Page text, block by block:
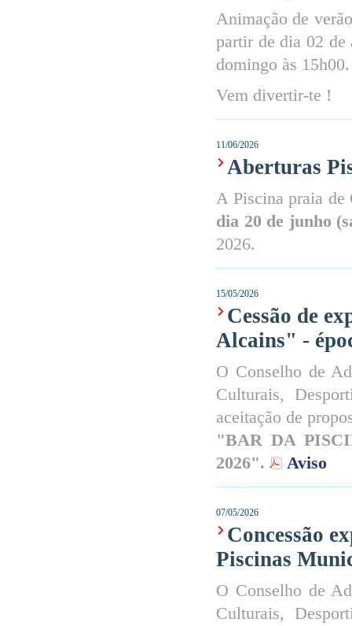
Animação de
partir de dia 02 de
domingo às 15h00.
Vem divertir-te !
11/06/2026
Aberturas
A Piscina praia de
dia 20 de junho
2026.
15/05/2026
Cessão de
Alcains" -
O Conselho de
Culturais,
aceitação de
"BAR DA
2026".
Aviso
07/05/2026
Concessão
Piscinas
O Conselho de
Culturais,